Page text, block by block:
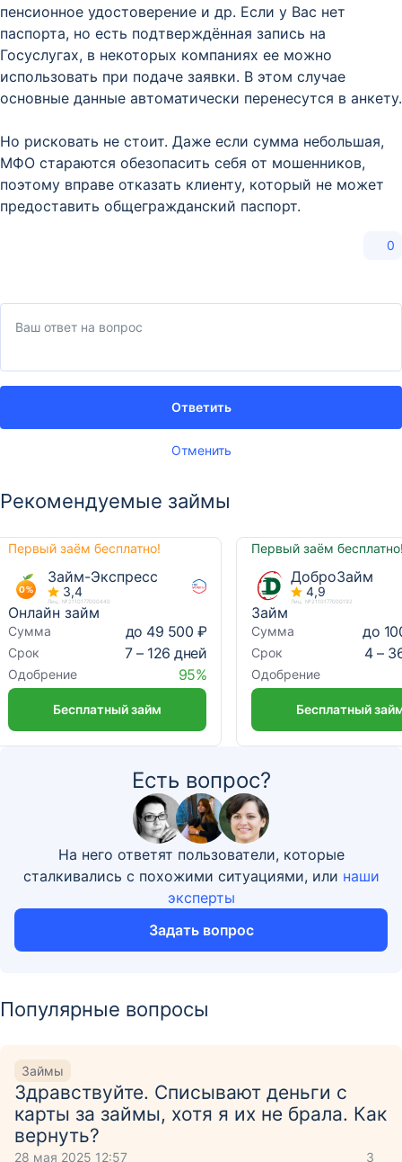
пенсионное удостоверение и др. Если у Вас нет
паспорта, но есть подтверждённая запись на
Госуслугах, в некоторых компаниях ее можно
использовать при подаче заявки. В этом случае
основные данные автоматически перенесутся в анкету.
Но рисковать не стоит. Даже если сумма небольшая,
МФО стараются обезопасить себя от мошенников,
поэтому вправе отказать клиенту, который не может
предоставить общегражданский паспорт.
0
Отменить
Ответить
Рекомендуемые займы
Первый заём бесплатно!
Займ-Экспресс
3,4
Лиц. №2110177000440
Онлайн займ
Сумма до 49 500 ₽
Срок 7 – 126 дней
Одобрение 95%
Бесплатный займ
Первый заём
ДоброЗайм
4,9
Лиц. №2110177000192
Займ
Сумма до
Срок 4 –
Одобрение
Бесплатный
Есть вопрос?
На него ответят пользователи, которые
сталкивались с похожими ситуациями, или наши
эксперты
Задать вопрос
Популярные вопросы
Займы
Здравствуйте. Списывают деньги с
карты за займы, хотя я их не брала. Как
вернуть?
28 мая 2025 12:57 3